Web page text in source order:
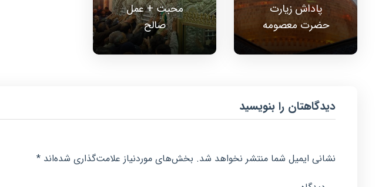
پاداش زیارت
حضرت معصومه
محبت + عمل
صالح
دیدگاهتان را بنویسید
نشانی ایمیل شما منتشر نخواهد شد. بخش‌های موردنیاز علامت‌گذاری شده‌اند*